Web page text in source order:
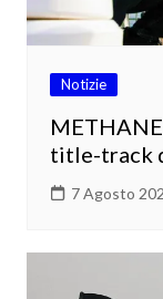
Notizie
title-track
7 Agosto